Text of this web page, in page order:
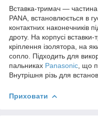
Вставка-тримач —
PANA, встановлюється в
контактних наконечників
дроту. На корпусі
кріплення ізолятора, на
сопло. Підходить для
пальниках Panasonic , що
Внутрішня різь для
Приховати